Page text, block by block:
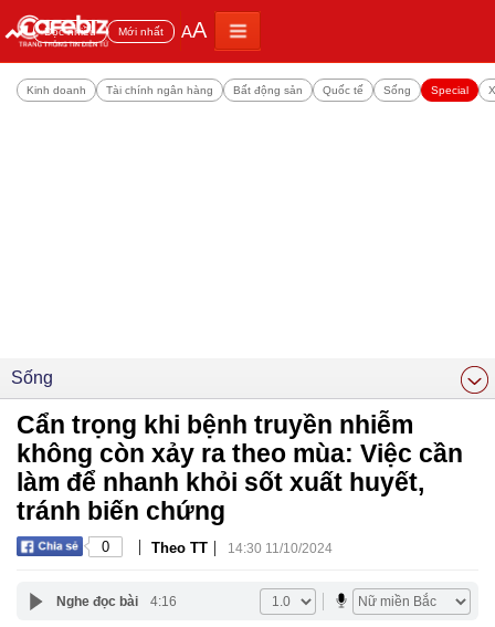
Đọc nhiều Mới nhất AA
Kinh doanh Tài chính ngân hàng Bất động sản Quốc tế Sống Special
Sống
Cẩn trọng khi bệnh truyền nhiễm
không còn xảy ra theo mùa: Việc cần
làm để nhanh khỏi sốt xuất huyết,
tránh biến chứng
0 | Theo TT | 14:30 11/10/2024
Nghe đọc bài 4:16